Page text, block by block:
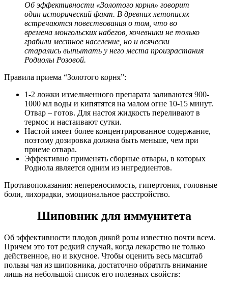
Об эффективности «Золотого корня» говорит
один исторический факт. В древних летописях
встречаются повествования о том, что во
времена монгольских набегов, кочевники не только
грабили местное население, но и всячески
старались выпытать у него места произрастания
Родиолы Розовой.
Правила приема “Золотого корня”:
1-2 ложки измельченного препарата заливаются 900-
1000 мл воды и кипятятся на малом огне 10-15 минут.
Отвар – готов. Для настоя жидкость переливают в
термос и настаивают сутки.
Настой имеет более концентрированное содержание,
поэтому дозировка должна быть меньше, чем при
приеме отвара.
Эффективно применять сборные отвары, в которых
Родиола является одним из ингредиентов.
Противопоказания: непереносимость, гипертония, головные
боли, лихорадки, эмоциональное расстройство.
Шиповник для иммунитета
Об эффективности плодов дикой розы известно почти всем.
Причем это тот редкий случай, когда лекарство не только
действенное, но и вкусное. Чтобы оценить весь масштаб
пользы чая из шиповника, достаточно обратить внимание
лишь на небольшой список его полезных свойств: